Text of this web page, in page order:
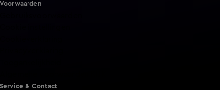
Voorwaarden
Service & Contact